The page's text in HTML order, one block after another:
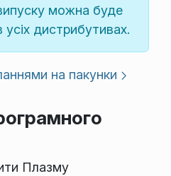
можна буде
дистрибутивах.
на пакунки
Плазму